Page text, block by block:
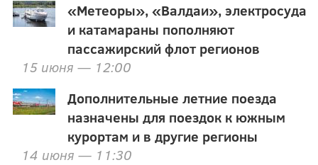
«Метеоры», «Валдаи», электросуда
и катамараны пополняют
пассажирский флот регионов
15 июня — 12:00
Дополнительные летние поезда
назначены для поездок к южным
курортам и в другие регионы
14 июня — 11:30